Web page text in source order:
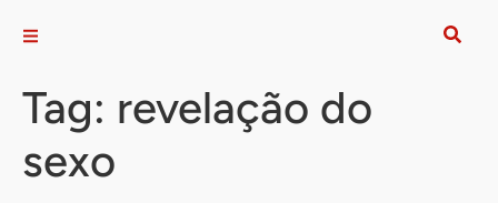
Tag: revelação do
sexo